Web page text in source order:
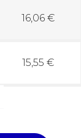
16,06 €
15,55 €